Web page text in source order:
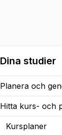
Dina studier
Planera och
Hitta kurs- och
Kursplaner